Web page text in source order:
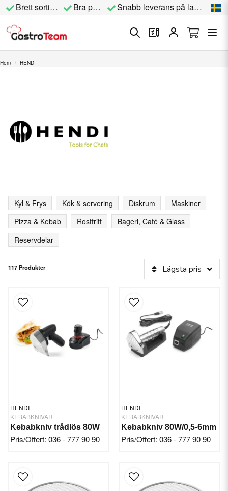
Brett sortiment Bra priser Snabb leverans på lagervara
Hem HENDI
Kyl & Frys Kök & servering Diskrum
Maskiner
Pizza & Kebab
Rostfritt
Bageri, Café & Glass
Reservdelar
117 Produkter Lägsta pris
HENDI
KEBABKNIVAR
Kebabkniv trådlös 80W
Pris/Offert: 036 - 777 90 90
HENDI
KEBABKNIVAR
Kebabkniv 80W/0,5-6mm
Pris/Offert: 036 - 777 90 90